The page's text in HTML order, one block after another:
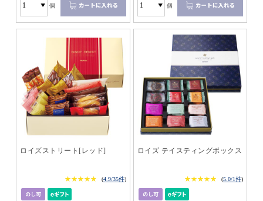
個 個
ロイズストリート[レッド]
★★★★★
★★★★★ (4.9/35件)
ロイズ テイスティングボックス
★★★★★
★★★★★ (5.0/1件)